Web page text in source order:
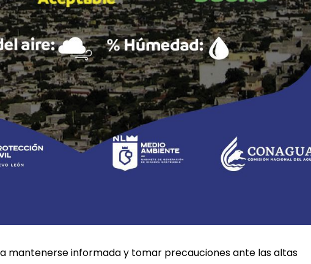
mantenerse informada y tomar precauciones ante las altas